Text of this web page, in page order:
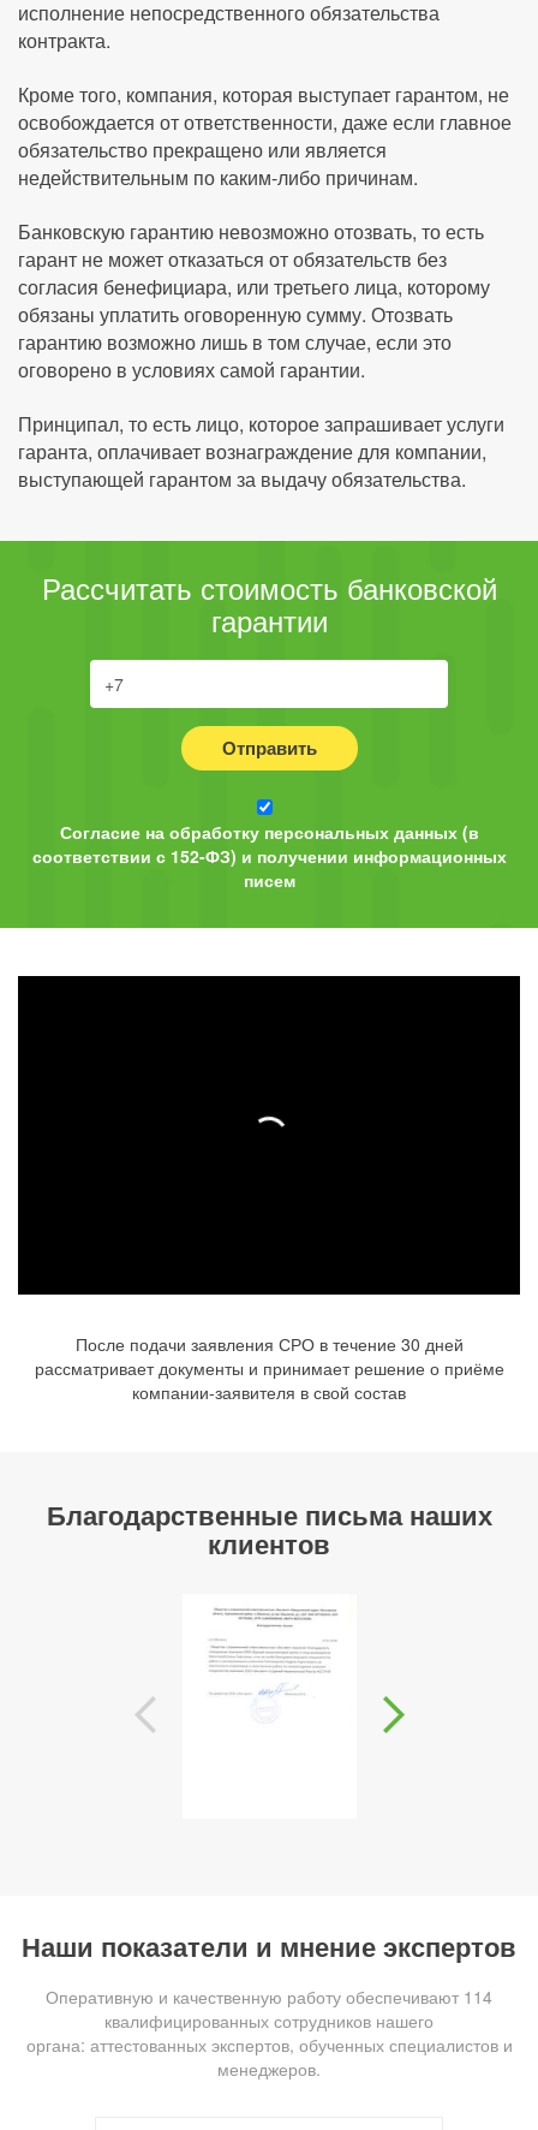
исполнение непосредственного обязательства
контракта.
Кроме того, компания, которая выступает гарантом, не
освобождается от ответственности, даже если главное
обязательство прекращено или является
недействительным по каким-либо причинам.
Банковскую гарантию невозможно отозвать, то есть
гарант не может отказаться от обязательств без
согласия бенефициара, или третьего лица, которому
обязаны уплатить оговоренную сумму. Отозвать
гарантию возможно лишь в том случае, если это
оговорено в условиях самой гарантии.
Принципал, то есть лицо, которое запрашивает услуги
гаранта, оплачивает вознаграждение для компании,
выступающей гарантом за выдачу обязательства.
Рассчитать стоимость банковской
гарантии
Отправить
Согласие на обработку персональных данных (в
соответствии с 152-ФЗ) и получении информационных
писем
После подачи заявления СРО в течение 30 дней
рассматривает документы и принимает решение о приёме
компании-заявителя в свой состав
Благодарственные письма наших
клиентов
Наши показатели и мнение экспертов
Оперативную и качественную работу обеспечивают 114
квалифицированных сотрудников нашего
органа: аттестованных экспертов, обученных специалистов и
менеджеров.